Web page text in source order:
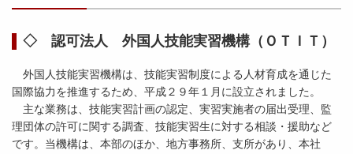
◇ 認可法人 外国人技能実習機構（ＯＴＩＴ）
外国人技能実習機構は、技能実習制度による人材育成を通じた
国際協力を推進するため、平成２９年１月に設立されました。
主な業務は、技能実習計画の認定、実習実施者の届出受理、監
理団体の許可に関する調査、技能実習生に対する相談・援助など
です。当機構は、本部のほか、地方事務所、支所があり、本社